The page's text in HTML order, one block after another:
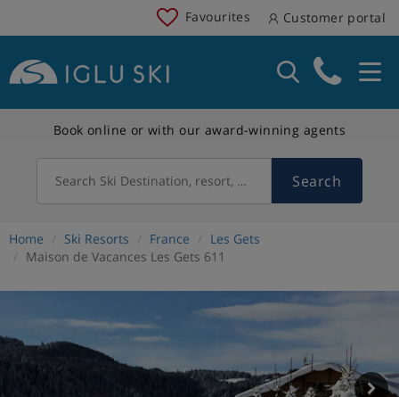
Favourites Customer portal
Book online or with our award-winning agents
Search Ski Destination, resort, country Search
Home Ski Resorts France
Les Gets
Maison de Vacances Les Gets 611